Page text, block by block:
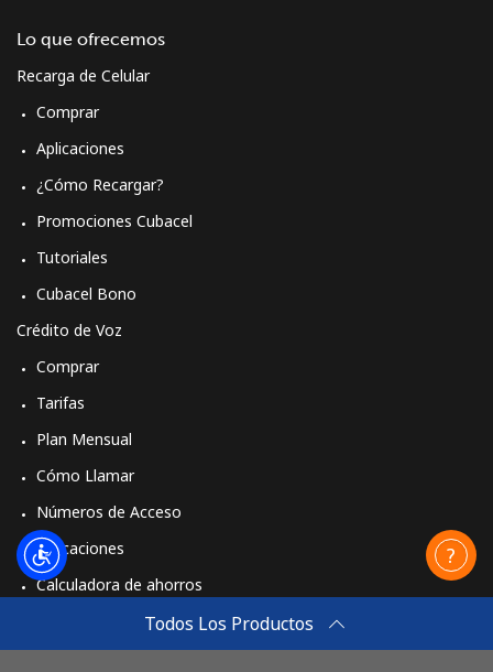
Todos Los Productos
Lo que ofrecemos
Recarga de Celular
Comprar
Aplicaciones
¿Cómo Recargar?
Promociones Cubacel
Tutoriales
Cubacel Bono
Crédito de Voz
Comprar
Tarifas
Plan Mensual
Cómo Llamar
Números de Acceso
Aplicaciones
Calculadora de ahorros
Comprar